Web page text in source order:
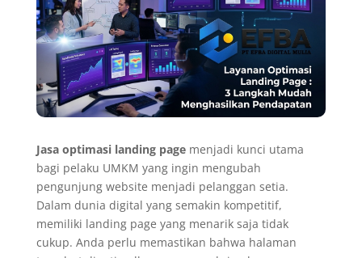
Jasa optimasi landing pagemenjadi kunci utama
bagi pelaku UMKM yang ingin mengubah
pengunjung website menjadi pelanggan setia.
Dalam dunia digital yang semakin kompetitif,
memiliki landing page yang menarik saja tidak
cukup. Anda perlu memastikan bahwa halaman